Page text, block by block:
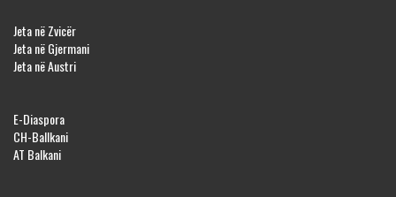
Jeta në Zvicër
Jeta në Gjermani
Jeta në Austri
E-Diaspora
CH-Ballkani
AT Balkani